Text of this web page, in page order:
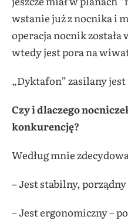
wstanie już z nocnika i
operacja nocnik została
wtedy jest pora na
„Dyktafon” zasilany
Czy i dlaczego
konkurencję?
Według mnie
– Jest stabilny,
– Jest ergonomiczny –